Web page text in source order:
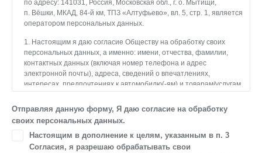
по адресу: 141031, Россия, Московская обл., г. о. Мытищи,
п. Вёшки, МКАД, 84-й км, ТПЗ «Алтуфьево», вл. 5, стр. 1, является
оператором персональных данных.
1. Настоящим я даю согласие Обществу на обработку своих
персональных данных, а именно: имени, отчества, фамилии,
контактных данных (включая номер телефона и адрес
электронной почты), адреса, сведений о впечатлениях,
интересах, предпочтениях к автомобилю(-ям) и товарам/услугам,
устройства и модели мобильного телефона посетителя сайта,
уникального идентификатора посетителя сайта,
предпочтительного времени и способа для контакта, истории
контактов.
Отправляя данную форму, Я даю согласие на обработку
своих персональных данных.
Настоящим в дополнение к целям, указанным в п. 3
Согласия, я разрешаю обрабатывать свои